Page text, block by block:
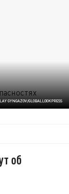
GYNGAZOV/GLOBALLOOKPRESS
об